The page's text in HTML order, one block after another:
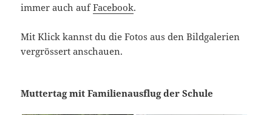
immer auch aufFacebook.
Mit Klick kannst du die Fotos aus den Bildgalerien
vergrössert anschauen.
Muttertag mit Familienausflug der Schule